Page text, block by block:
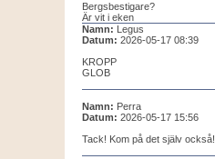
Bergsbestigare?
Är vit i eken
Namn: Legus
Datum: 2026-05-17 08:39
KROPP
GLOB
Namn: Perra
Datum: 2026-05-17 15:56
Tack! Kom på det själv också!